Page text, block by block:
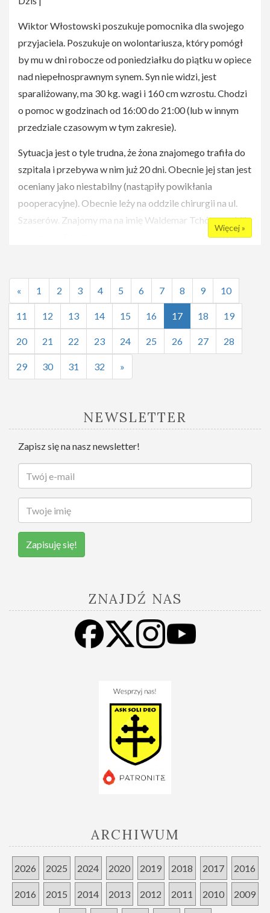
Wiktor Włostowski poszukuje pomocnika dla swojego
przyjaciela. Poszukuje on wolontariusza, który pomógł
by mu w dni robocze od poniedziałku do piątku w opiece
nad niepełnosprawnym synem. Syn nie widzi, jest
sparaliżowany, ma 30 kg. wagi i 160 cm wzrostu. Chodzi
o pomoc w godzinach od 16:00 do 21:00 (lub w innym
przedziale czasowym w tym zakresie).
Sytuacja jest o tyle trudna, że żona znajomego trafiła do
szpitala i przebywa w nim już 20 dni. Obecnie jej stan jest
oceniany jako niestabilny (nastąpiły powikłania
pooperacyjne). Obecnie leży na oddzile chirurgii na ul.
Szaserów. Znajomy ma na imię Waldemar Tchórzewski i
Więcej »
« 1 2 3 4 5 6 7 8 9 10
11 12 13 14 15 16 17 18 19
20 21 22 23 24 25 26 27 28
29 30 31 32 »
NEWSLETTER
Zapisz się na nasz newsletter!
Zapisuję się!
ZNAJDŹ NAS
ARCHIWUM
2026 2025 2024 2020 2019 2018 2017 2016
2016 2015 2014 2013 2012 2011 2010 2009